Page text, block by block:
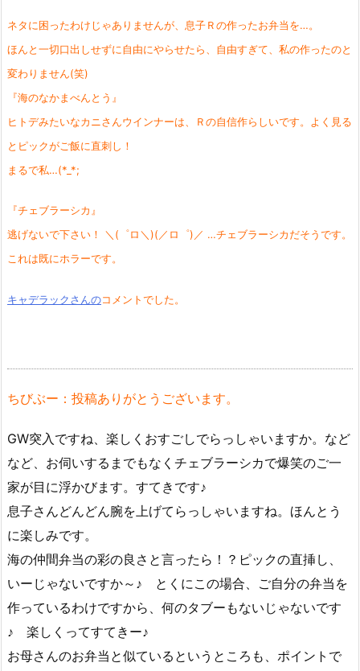
ネタに困ったわけじゃありませんが、息子Ｒの作ったお弁当を…。
ほんと一切口出しせずに自由にやらせたら、自由すぎて、私の作ったのと
変わりません(笑)
『海のなかまべんとう』
ヒトデみたいなカニさんウインナーは、Ｒの自信作らしいです。よく見る
とピックがご飯に直刺し！
まるで私…(*_*;
『チェブラーシカ』
逃げないで下さい！ ＼(゜ロ＼)(／ロ゜)／ …チェブラーシカだそうです。
これは既にホラーです。
キャデラックさんのコメントでした。
ちびぶー：投稿ありがとうございます。
GW突入ですね、楽しくおすごしでらっしゃいますか。など
など、お伺いするまでもなくチェブラーシカで爆笑のご一
家が目に浮かびます。すてきです♪
息子さんどんどん腕を上げてらっしゃいますね。ほんとう
に楽しみです。
海の仲間弁当の彩の良さと言ったら！？ピックの直挿し、
いーじゃないですか～♪ とくにこの場合、ご自分の弁当を
作っているわけですから、何のタブーもないじゃないです
♪ 楽しくってすてきー♪
お母さんのお弁当と似ているというところも、ポイントで